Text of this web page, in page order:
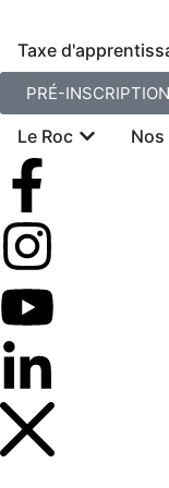
Taxe
PRÉ-
Le Roc